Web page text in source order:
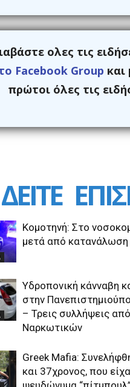
ολες τις
Facebook Group και
πρώτοι όλες τις
ΔΕΙΤΕ
Κομοτηνή: Στο
μετά από
Υδροπονική κάνναβη
στην
– Τρεις συλλήψεις
Ναρκωτικών
Greek Μafia:
και 37χρονος, που